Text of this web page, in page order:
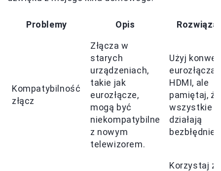
Problemy Opis
Kompatybilność
złącz
Złącza w
starych
urządzeniach,
takie jak
eurozłącze,
mogą być
niekompatybilne
z nowym
telewizorem.
Użyj
eurozłącza
HDMI, ale
pamiętaj,
wszystkie
działają
bezbłędnie.
Korzystaj z